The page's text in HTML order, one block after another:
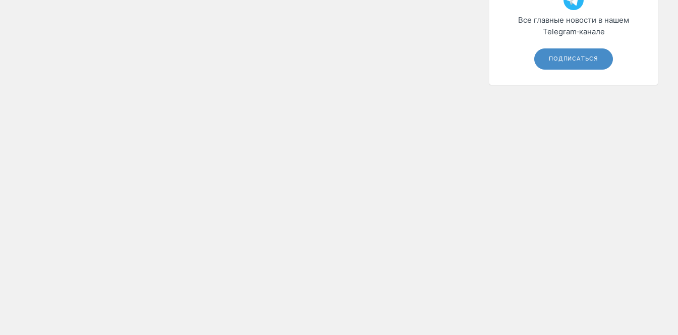
Все главные новости в нашем
Telegram‑канале
ПОДПИСАТЬСЯ